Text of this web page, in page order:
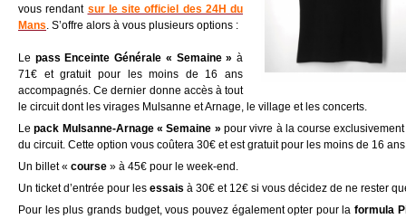
vous rendant sur le site officiel des 24H du
Mans. S’offre alors à vous plusieurs options :
Le pass Enceinte Générale « Semaine » à
71€ et gratuit pour les moins de 16 ans
accompagnés. Ce dernier donne accès à tout
le circuit dont les virages Mulsanne et Arnage, le village et les concerts.
Lepack Mulsanne-Arnage « Semaine » pour vivre à la course
du circuit. Cette option vous coûtera 30€ et est gratuit pour les moins de 16
Un billet « course » à 45€ pour le week-end.
Un ticket d’entrée pour les essais à 30€ et 12€ si vous décidez de ne rester
Pour les plus grands budget, vous pouvez également opter pour laformula